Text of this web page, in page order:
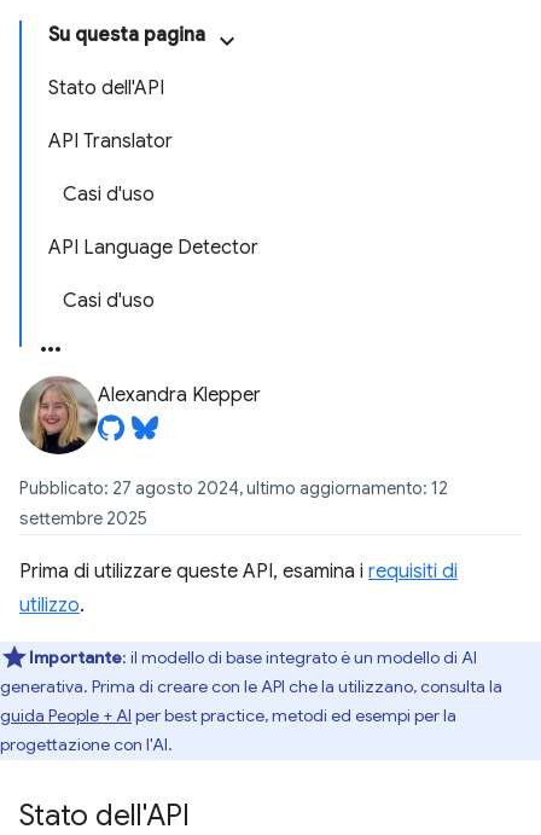
Su questa pagina
Stato dell'API
API Translator
Casi d'uso
API Language Detector
Casi d'uso
Alexandra Klepper
Pubblicato: 27 agosto 2024, ultimo aggiornamento: 12
settembre 2025
Prima di utilizzare queste API, esamina i requisiti di
utilizzo.
Importante: il modello di base integrato è un modello di AI
generativa. Prima di creare con le API che la utilizzano, consulta la
guida People + AI per best practice, metodi ed esempi per la
progettazione con l'AI.
Stato dell'API